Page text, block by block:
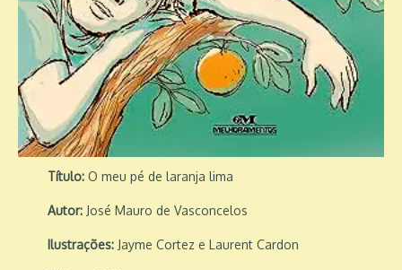
Título: O meu pé de laranja lima
Autor:José Mauro de Vasconcelos
Ilustrações: Jayme Cortez e Laurent Cardon